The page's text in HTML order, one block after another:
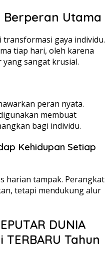
Berperan Utama
gaya individu.
tiap hari, oleh karena
sangat krusial.
peran nyata.
membuat
bagi individu.
Kehidupan Setiap
harian tampak. Perangkat
tetapi mendukung alur
DUNIA
Tahun